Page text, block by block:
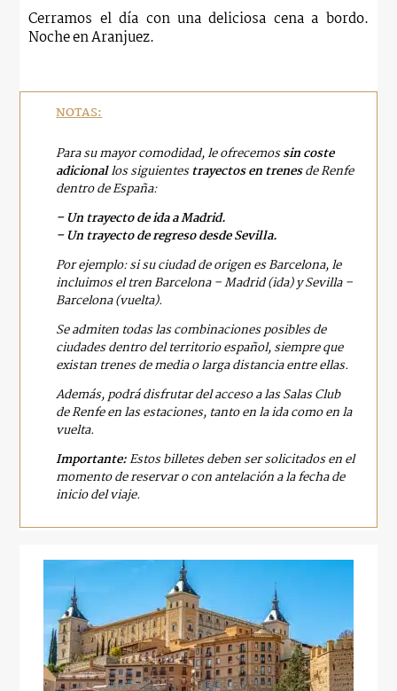
Cerramos el día con una deliciosa cena a bordo.
Noche en Aranjuez.
NOTAS:
Para su mayor comodidad, le ofrecemossin coste
adicionallos siguientestrayectos en trenesde Renfe
dentro de España:
– Un trayecto de ida a Madrid.
– Un trayecto de regreso desde Sevilla.
Por ejemplo: si su ciudad de origen es Barcelona, le
incluimos el tren Barcelona – Madrid (ida) y Sevilla –
Barcelona (vuelta).
Se admiten todas las combinaciones posibles de
ciudades dentro del territorio español, siempre que
existan trenes de media o larga distancia entre ellas.
Además, podrá disfrutar del acceso a las Salas Club
de Renfe en las estaciones, tanto en la ida como en la
vuelta.
Importante:Estos billetes deben ser solicitados en el
momento de reservar o con antelación a la fecha de
inicio del viaje.